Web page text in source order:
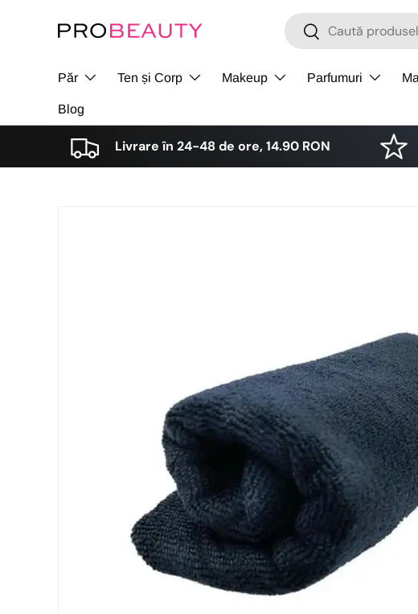
Sari la conținut
Cǎutare
Cǎutare
Păr Ten și Corp Makeup Parfumuri
Blog
Livrare în 24-48 de ore, 14.90 RON